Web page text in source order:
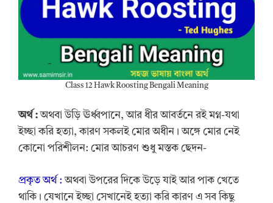
Class 12 Hawk Roosting Bengali Meaning
অর্থ:অথবা উড়ি ঊর্ধ্বপানে, আর ধীর আবর্তনে রই মগ্ন-যথা
ইচ্ছা করি হত্যা, কারণ সকলই মোর অধীন। অঙ্গে মোর নেই
কোনো পরিশীলন: মোর আচরণ শুধু মস্তক ছেদন-
প্রকৃত অর্থ : অথবা উপরের দিকে উড়ে যাই আর পাক খেতে
থাকি। যেখানে ইচ্ছা সেখানেই হত্যা করি কারণ এ সব কিছু